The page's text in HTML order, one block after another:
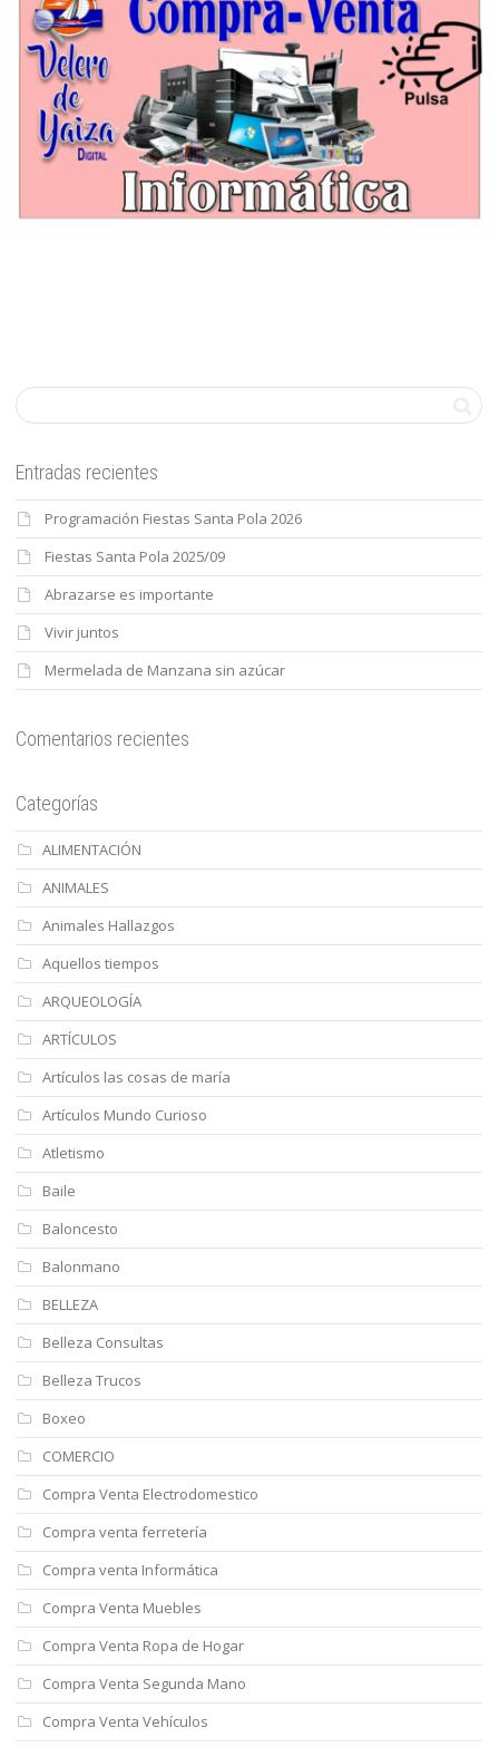
Entradas recientes
Programación Fiestas Santa Pola 2026
Fiestas Santa Pola 2025/09
Abrazarse es importante
Vivir juntos
Mermelada de Manzana sin azúcar
Comentarios recientes
Categorías
ALIMENTACIÓN
ANIMALES
Animales Hallazgos
Aquellos tiempos
ARQUEOLOGÍA
ARTÍCULOS
Artículos las cosas de maría
Artículos Mundo Curioso
Atletismo
Baile
Baloncesto
Balonmano
BELLEZA
Belleza Consultas
Belleza Trucos
Boxeo
COMERCIO
Compra Venta Electrodomestico
Compra venta ferretería
Compra venta Informática
Compra Venta Muebles
Compra Venta Ropa de Hogar
Compra Venta Segunda Mano
Compra Venta Vehículos